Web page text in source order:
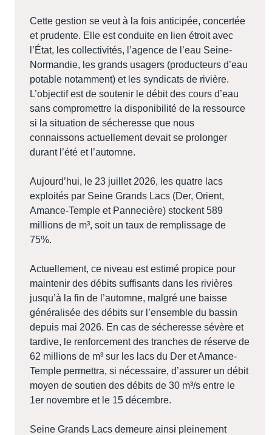
Cette gestion se veut à la fois anticipée, concertée
et prudente. Elle est conduite en lien étroit avec
l’État, les collectivités, l’agence de l’eau Seine-
Normandie, les grands usagers (producteurs d’eau
potable notamment) et les syndicats de rivière.
L’objectif est de soutenir le débit des cours d’eau
sans compromettre la disponibilité de la ressource
si la situation de sécheresse que nous
connaissons actuellement devait se prolonger
durant l’été et l’automne.
Aujourd’hui, le 23 juillet 2026, les quatre lacs
exploités par Seine Grands Lacs (Der, Orient,
Amance-Temple et Pannecière) stockent 589
millions de m³, soit un taux de remplissage de
75%.
Actuellement, ce niveau est estimé propice pour
maintenir des débits suffisants dans les rivières
jusqu’à la fin de l’automne, malgré une baisse
généralisée des débits sur l’ensemble du bassin
depuis mai 2026. En cas de sécheresse sévère et
tardive, le renforcement des tranches de réserve de
62 millions de m³ sur les lacs du Der et Amance-
Temple permettra, si nécessaire, d’assurer un débit
moyen de soutien des débits de 30 m³/s entre le
1er novembre et le 15 décembre.
Seine Grands Lacs demeure ainsi pleinement